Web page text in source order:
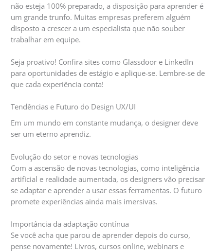
não esteja 100% preparado, a disposição para aprender é
um grande trunfo. Muitas empresas preferem alguém
disposto a crescer a um especialista que não souber
trabalhar em equipe.
Seja proativo! Confira sites como Glassdoor e LinkedIn
para oportunidades de estágio e aplique-se. Lembre-se de
que cada experiência conta!
Tendências e Futuro do Design UX/UI
Em um mundo em constante mudança, o designer deve
ser um eterno aprendiz.
Evolução do setor e novas tecnologias
Com a ascensão de novas tecnologias, como inteligência
artificial e realidade aumentada, os designers vão precisar
se adaptar e aprender a usar essas ferramentas. O futuro
promete experiências ainda mais imersivas.
Importância da adaptação contínua
Se você acha que parou de aprender depois do curso,
pense novamente! Livros, cursos online, webinars e